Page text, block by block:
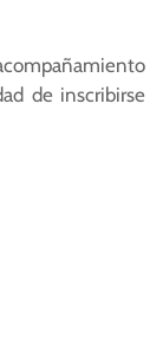
de inscribirse